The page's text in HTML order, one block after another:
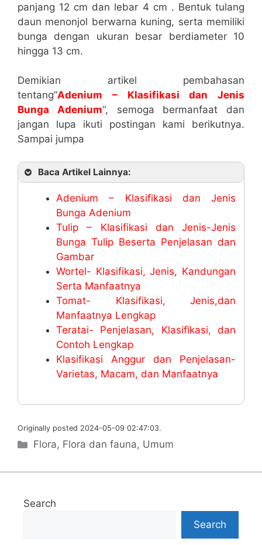
panjang 12 cm dan lebar 4 cm . Bentuk tulang
daun menonjol berwarna kuning, serta memiliki
bunga dengan ukuran besar berdiameter 10
hingga 13 cm.
Demikian artikel pembahasan
tentang”Adenium – Klasifikasi dan Jenis
Bunga Adenium“, semoga bermanfaat dan
jangan lupa ikuti postingan kami berikutnya.
Sampai jumpa
Baca Artikel Lainnya:
Adenium – Klasifikasi dan Jenis
Bunga Adenium
Tulip – Klasifikasi dan Jenis-Jenis
Bunga Tulip Beserta Penjelasan dan
Gambar
Wortel- Klasifikasi, Jenis, Kandungan
Serta Manfaatnya
Tomat- Klasifikasi, Jenis,dan
Manfaatnya Lengkap
Teratai- Penjelasan, Klasifikasi, dan
Contoh Lengkap
Klasifikasi Anggur dan Penjelasan-
Varietas, Macam, dan Manfaatnya
Originally posted 2024-05-09 02:47:03.
Categories
Flora, Flora dan fauna, Umum
Search
Search